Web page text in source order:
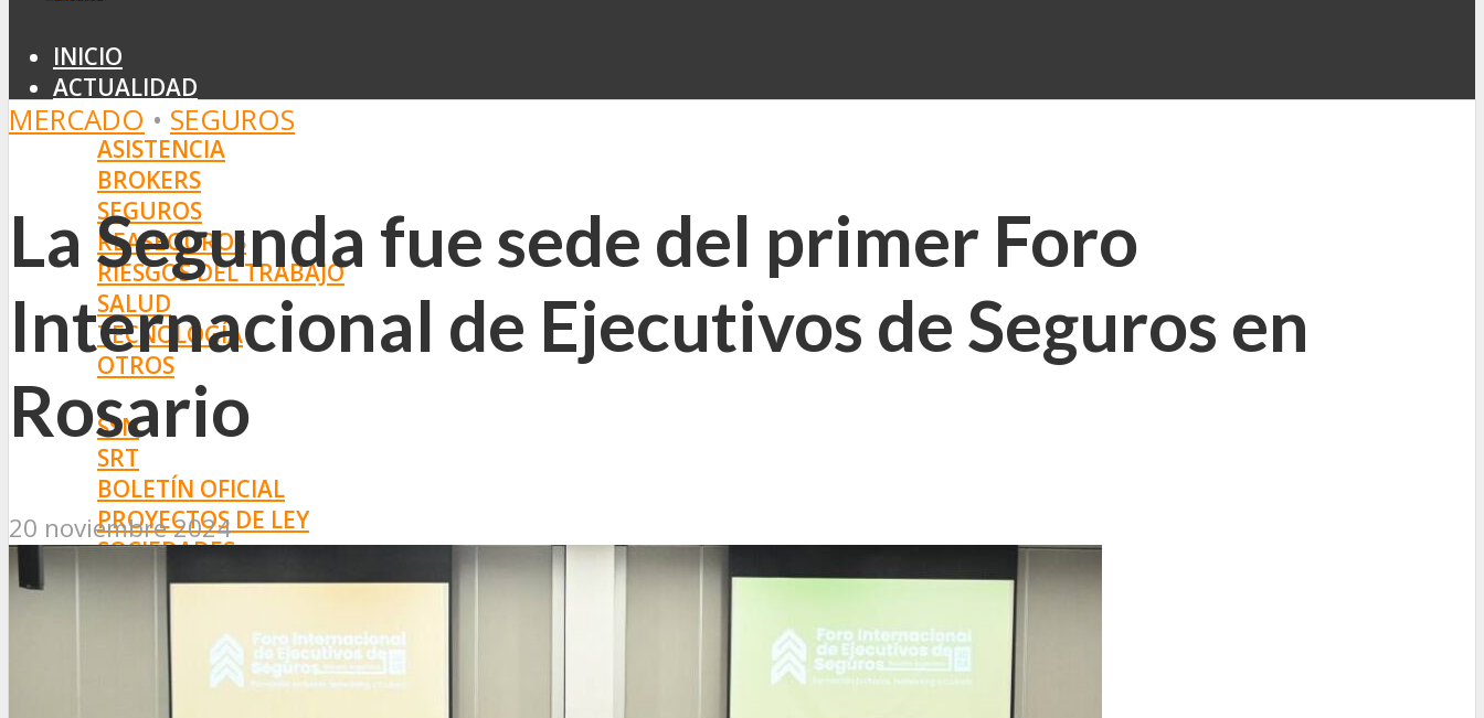
INICIO
ACTUALIDAD
MERCADO
ASISTENCIA
BROKERS
SEGUROS
REASEGUROS
RIESGOS DEL TRABAJO
SALUD
TECNOLOGÍA
OTROS
NORMAS
SSN
SRT
BOLETÍN OFICIAL
PROYECTOS DE LEY
SOCIEDADES
OTRAS NORMAS
INNOVACIÓN
NOTICIAS
LA CONFE
MERCADO • SEGUROS
La Segunda fue sede del primer Foro
Internacional de Ejecutivos de Seguros en
Rosario
20 noviembre 2024